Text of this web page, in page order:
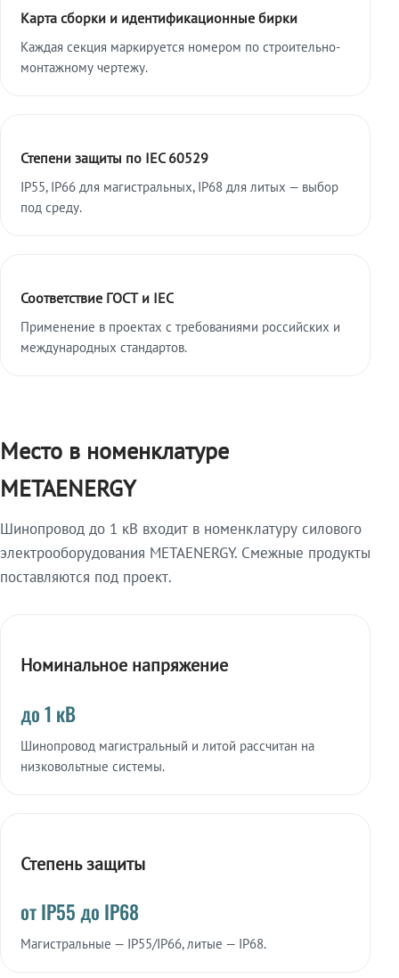
Карта сборки и идентификационные бирки
Каждая секция маркируется номером по строительно-
монтажному чертежу.
Степени защиты по IEC 60529
IP55, IP66 для магистральных, IP68 для литых — выбор
под среду.
Соответствие ГОСТ и IEC
Применение в проектах с требованиями российских и
международных стандартов.
Место в номенклатуре
METAENERGY
Шинопровод до 1 кВ входит в номенклатуру силового
электрооборудования METAENERGY. Смежные продукты
поставляются под проект.
Номинальное напряжение
до 1 кВ
Шинопровод магистральный и литой рассчитан на
низковольтные системы.
Степень защиты
от IP55 до IP68
Магистральные — IP55/IP66, литые — IP68.